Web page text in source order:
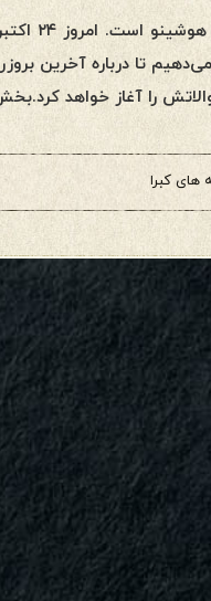
می‌دهیم تا درباره
کرد.بخش ۱: بروزرسانی وضعیتتری: از زمان
های کبرا